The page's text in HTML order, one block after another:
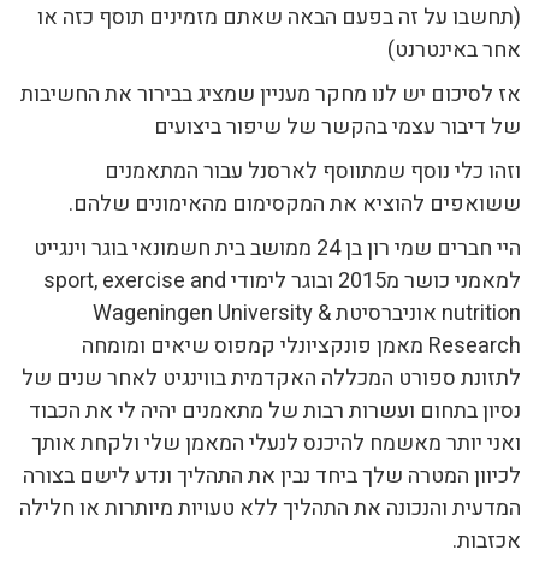
(תחשבו על זה בפעם הבאה שאתם מזמינים תוסף כזה או
אחר באינטרנט)
אז לסיכום יש לנו מחקר מעניין שמציג בבירור את החשיבות
של דיבור עצמי בהקשר של שיפור ביצועים
וזהו כלי נוסף שמתווסף לארסנל עבור המתאמנים
ששואפים להוציא את המקסימום מהאימונים שלהם.
היי חברים שמי רון בן 24 ממושב בית חשמונאי בוגר וינגייט
למאמני כושר מ2015 ובוגר לימודי sport, exercise and
nutrition אוניברסיטת Wageningen University &
Research מאמן פונקציונלי קמפוס שיאים ומומחה
לתזונת ספורט המכללה האקדמית בווינגיט לאחר שנים של
נסיון בתחום ועשרות רבות של מתאמנים יהיה לי את הכבוד
ואני יותר מאשמח להיכנס לנעלי המאמן שלי ולקחת אותך
לכיוון המטרה שלך ביחד נבין את התהליך ונדע לישם בצורה
המדעית והנכונה את התהליך ללא טעויות מיותרות או חלילה
אכזבות.